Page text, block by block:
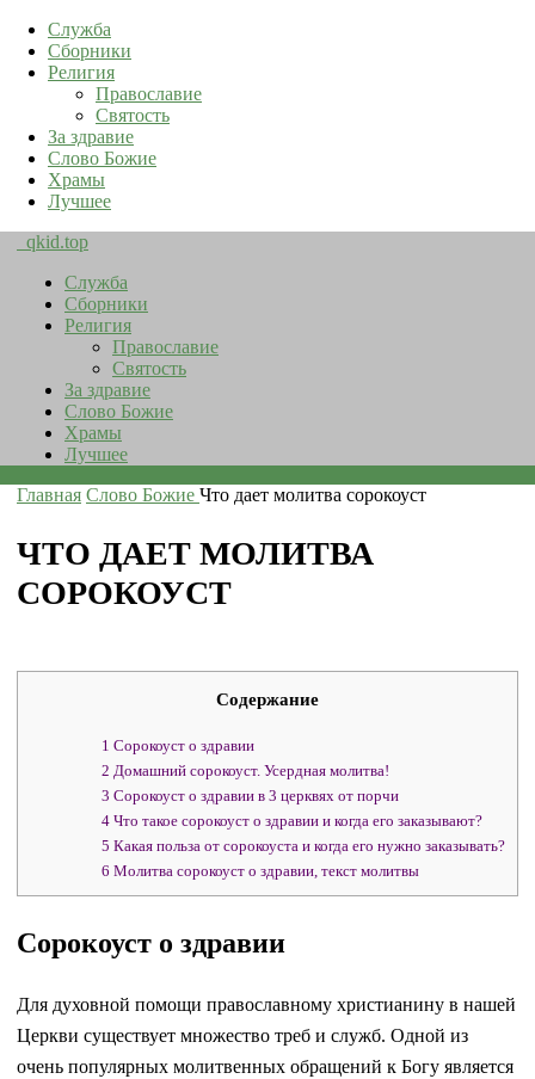
Служба
Сборники
Религия
Православие
Святость
За здравие
Слово Божие
Храмы
Лучшее
qkid.top
Служба
Сборники
Религия
Православие
Святость
За здравие
Слово Божие
Храмы
Лучшее
Главная Слово Божие Что дает молитва сорокоуст
ЧТО ДАЕТ МОЛИТВА
СОРОКОУСТ
Содержание
1 Сорокоуст о здравии
2 Домашний сорокоуст. Усердная молитва!
3 Сорокоуст о здравии в 3 церквях от порчи
4 Что такое сорокоуст о здравии и когда его заказывают?
5 Какая польза от сорокоуста и когда его нужно заказывать?
6 Молитва сорокоуст о здравии, текст молитвы
Сорокоуст о здравии
Для духовной помощи православному христианину в нашей
Церкви существует множество треб и служб. Одной из
очень популярных молитвенных обращений к Богу является